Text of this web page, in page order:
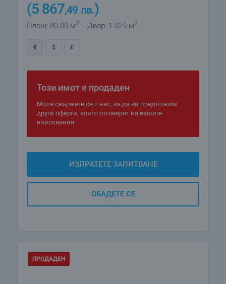
(5 867,49 лв.)
Площ: 80.00 м2 Двор: 1 025 м2
€ $ £
Този имот е продаден
Моля свържете се с нас, за да ви предложим
други оферти, които отговарят на вашите
изисквания.
ИЗПРАТЕТЕ ЗАПИТВАНЕ
ОБАДЕТЕ СЕ
ПРОДАДЕН